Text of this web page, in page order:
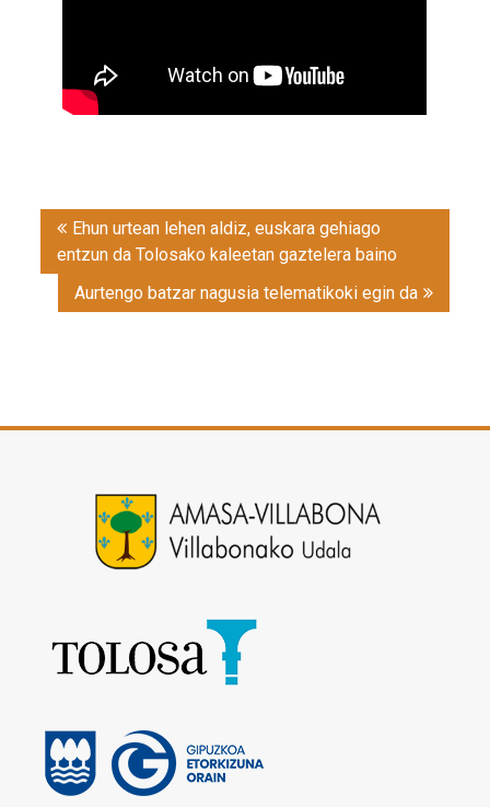
Post
navigation
Ehun urtean lehen aldiz, euskara gehiago
entzun da Tolosako kaleetan gaztelera baino
Aurtengo batzar nagusia telematikoki egin da